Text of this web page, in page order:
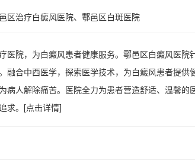
区治疗白癜风医院、鄠邑区白斑医院
院，为白癜风患者健康服务。鄠邑区白癜风医
合中西医学，探索医学技术，为白癜风患者提
人解除痛苦。医院全力为患者营造舒适、温馨
。 [点击详情]